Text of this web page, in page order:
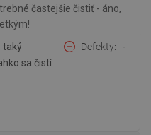
častejšie čistiť - áno,
taký
sa čistí
Defekty -